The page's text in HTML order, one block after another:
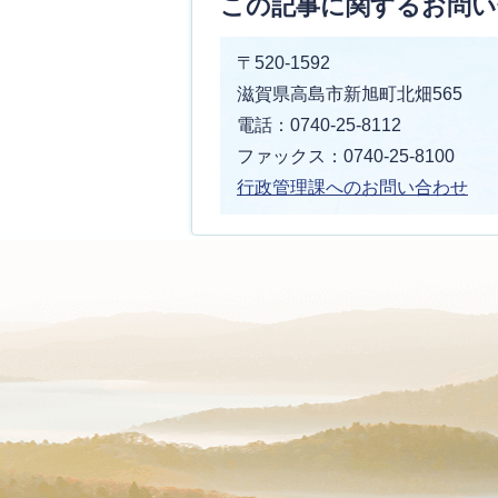
この記事に関するお問
〒520-1592
滋賀県高島市新旭町北畑565
電話：0740-25-8112
ファックス：0740-25-8100
行政管理課へのお問い合わせ